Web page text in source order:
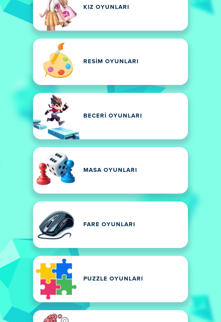
KIZ OYUNLARI
RESIM OYUNLARI
BECERI OYUNLARI
MASA OYUNLARI
FARE OYUNLARI
PUZZLE OYUNLARI